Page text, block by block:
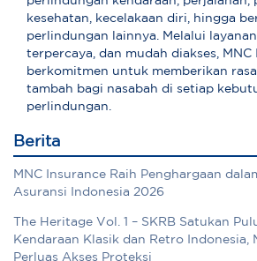
kesehatan, kecelakaan diri, hingga
perlindungan lainnya. Melalui
terpercaya, dan mudah diakses, MNC
berkomitmen untuk memberikan
tambah bagi nasabah di setiap
perlindungan.
Berita
MNC Insurance Raih Penghargaan
Asuransi Indonesia 2026
The Heritage Vol. 1 – SKRB Satukan
Kendaraan Klasik dan Retro Indonesia,
Perluas Akses Proteksi